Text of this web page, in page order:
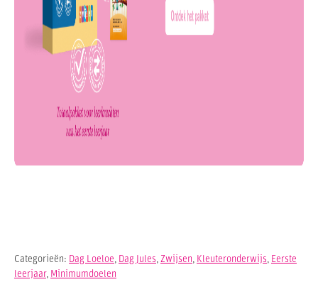
Categorieën: Dag Loeloe, Dag Jules, Zwijsen, Kleuteronderwijs, Eerste
leerjaar, Minimumdoelen